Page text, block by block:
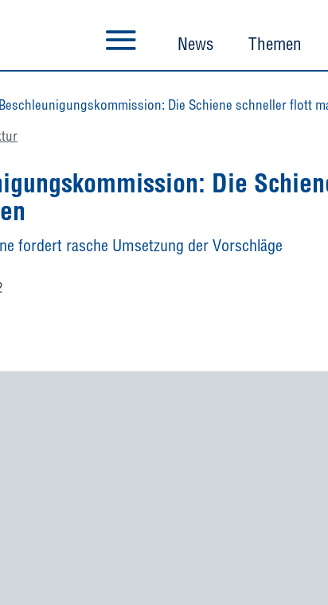
News Themen
Beschleunigungskommission: Die Schiene schneller flott
Die
fordert rasche Umsetzung der Vorschläge